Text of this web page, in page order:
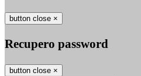
button close ×
Recupero password
button close ×